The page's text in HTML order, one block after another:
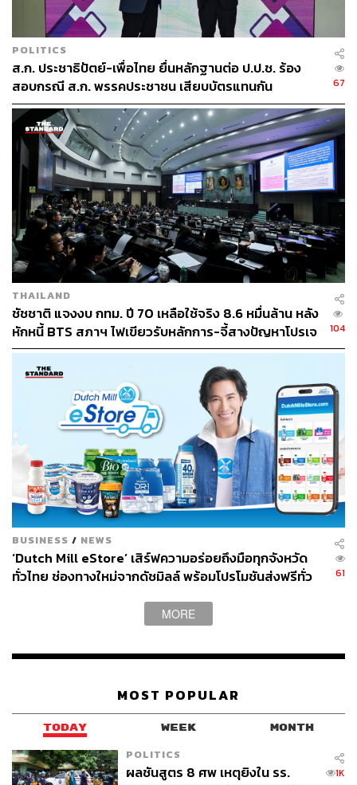
POLITICS
ส.ก. ประชาธิปัตย์-เพื่อไทย ยื่นหลักฐานต่อ ป.ป.ช. ร้อง
สอบกรณี ส.ก. พรรคประชาชน เสียบบัตรแทนกัน
67
THAILAND
ชัชชาติ แจงงบ กทม. ปี 70 เหลือใช้จริง 8.6 หมื่นล้าน หลัง
หักหนี้ BTS สภาฯ ไฟเขียวรับหลักการ-จี้สางปัญหาโปรเจ
กต์ล่าช้า
104
BUSINESS / NEWS
‘Dutch Mill eStore’ เสิร์ฟความอร่อยถึงมือทุกจังหวัด
ทั่วไทย ช่องทางใหม่จากดัชมิลล์ พร้อมโปรโมชันส่งฟรีทั่ว
เย็นตรงจากโรงงาน [ADVERTORIAL]
61
MORE
MOST POPULAR
TODAY WEEK MONTH
POLITICS
ผลชันสูตร 8 ศพ เหตุยิงใน รร.
1K